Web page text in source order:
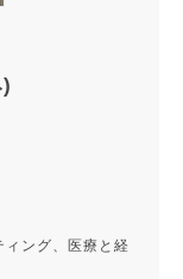
ィング、医療と経